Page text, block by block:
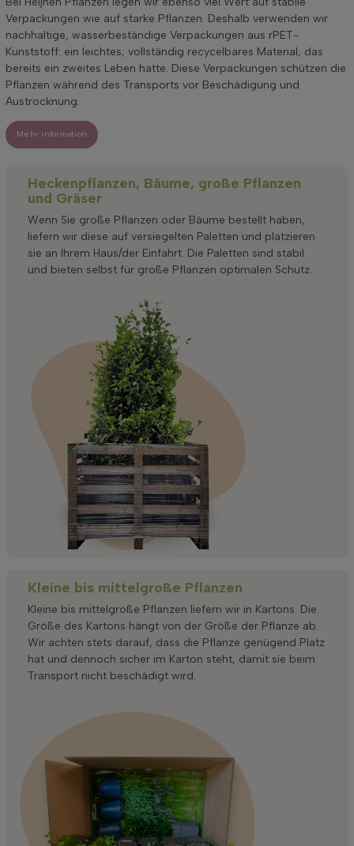
Verpackungen wie auf starke Pflanzen. Deshalb verwenden wir
nachhaltige, wasserbeständige Verpackungen aus rPET-
Kunststoff: ein leichtes, vollständig recycelbares Material, das
bereits ein zweites Leben hatte. Diese Verpackungen schützen die
Pflanzen während des Transports vor Beschädigung und
Austrocknung.
Mehr information
Heckenpflanzen, Bäume, große Pflanzen
und Gräser
Wenn Sie große Pflanzen oder Bäume bestellt haben,
liefern wir diese auf versiegelten Paletten und platzieren
sie an Ihrem Haus/der Einfahrt. Die Paletten sind stabil
und bieten selbst für große Pflanzen optimalen Schutz.
Kleine bis mittelgroße Pflanzen
Kleine bis mittelgroße Pflanzen liefern wir in Kartons. Die
Größe des Kartons hängt von der Größe der Pflanze ab.
Wir achten stets darauf, dass die Pflanze genügend Platz
hat und dennoch sicher im Karton steht, damit sie beim
Transport nicht beschädigt wird.